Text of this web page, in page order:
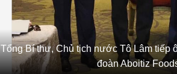
Tổng Bí thư, Chủ tịch nước Tô Lâm tiếp
đoàn Aboitiz